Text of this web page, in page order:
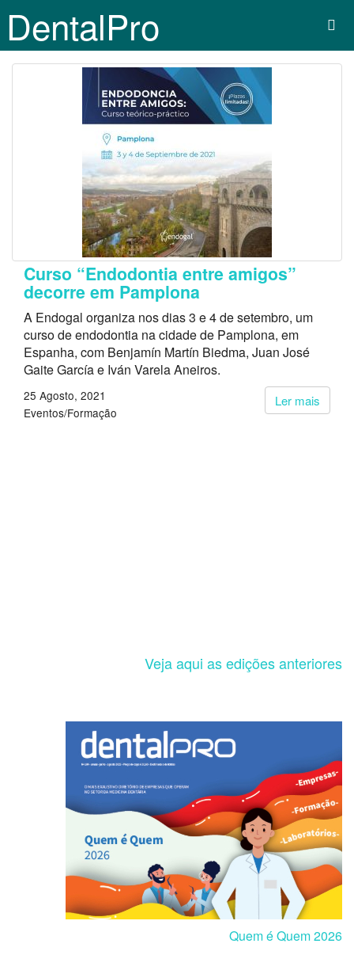
DentalPro
Curso “Endodontia entre amigos”
decorre em Pamplona
A Endogal organiza nos dias 3 e 4 de setembro, um
curso de endodontia na cidade de Pamplona, em
Espanha, com Benjamín Martín Biedma, Juan José
Gaite García e Iván Varela Aneiros.
Ler mais
25 Agosto, 2021
Eventos/Formação
Veja aqui as edições anteriores
Quem é Quem 2026